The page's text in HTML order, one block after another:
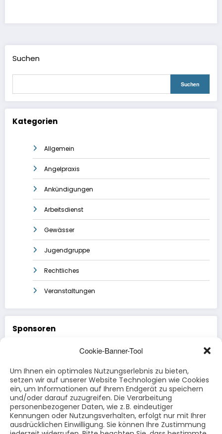
Cookie-Banner-Tool
Um Ihnen ein optimales Nutzungserlebnis zu bieten,
setzen wir auf unserer Website Technologien wie Cookies
ein, um Informationen auf Ihrem Endgerät zu speichern
und/oder darauf zuzugreifen. Die Verarbeitung
personenbezogener Daten, wie z. B. eindeutiger
Kennungen oder Nutzungsverhalten, erfolgt nur mit Ihrer
ausdrücklichen Einwilligung. Sie können Ihre Zustimmung
Suchen
Suchen
Kategorien
Allgemein
Angelpraxis
Ankündigungen
Arbeitsdienst
Gewässer
Jugendgruppe
Rechtliches
Veranstaltungen
Sponsoren
Schreinerei Eichholz
Hörgeräte Rode
Rewemarkt Fuldatal
Werra-Kanu